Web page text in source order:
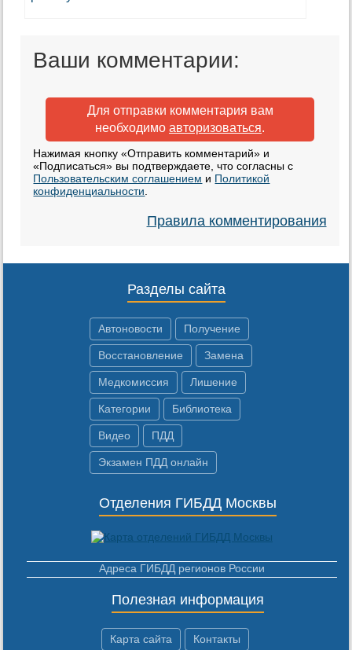
Ваши комментарии:
Для отправки комментария вам
необходимо авторизоваться.
Нажимая кнопку «Отправить комментарий» и
«Подписаться» вы подтверждаете, что согласны с
Пользовательским соглашением и Политикой
конфиденциальности
Правила комментирования
Разделы сайта
Автоновости Получение
Восстановление Замена
Медкомиссия Лишение
Категории Библиотека
Видео ПДД
Экзамен ПДД онлайн
Отделения ГИБДД Москвы
Адреса ГИБДД регионов России
Полезная информация
Карта сайта Контакты